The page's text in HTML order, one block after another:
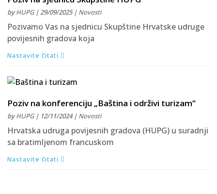
byHUPG| 29/09/2025 | Novosti
Pozivamo Vas na sjednicu Skupštine Hrvatske udruge
povijesnih gradova koja
Nastavite čitati
Poziv na konferenciju „Baština i održivi turizam“
byHUPG| 12/11/2024 | Novosti
Hrvatska udruga povijesnih gradova (HUPG) u suradnji
sa bratimljenom francuskom
Nastavite čitati